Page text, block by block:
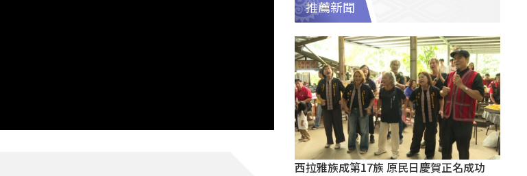
推薦新聞
西拉雅族成第17族 原民日慶賀正名成功